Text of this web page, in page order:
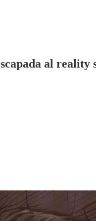
al reality